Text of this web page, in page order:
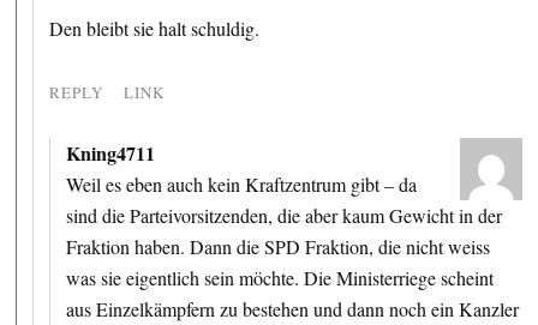
Den bleibt sie halt schuldig.
REPLY LINK
Kning4711
Weil es eben auch kein Kraftzentrum gibt – da
sind die Parteivorsitzenden, die aber kaum Gewicht in der
Fraktion haben. Dann die SPD Fraktion, die nicht weiss
was sie eigentlich sein möchte. Die Ministerriege scheint
aus Einzelkämpfern zu bestehen und dann noch ein Kanzler